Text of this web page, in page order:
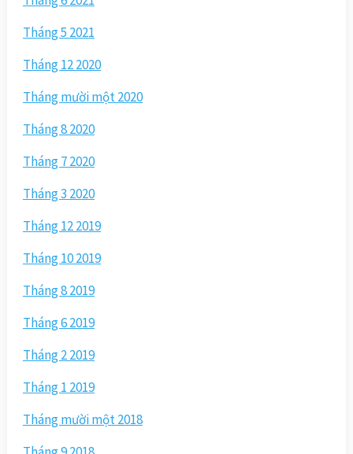
Tháng 5 2021
Tháng 12 2020
Tháng mười một 2020
Tháng 8 2020
Tháng 7 2020
Tháng 3 2020
Tháng 12 2019
Tháng 10 2019
Tháng 8 2019
Tháng 6 2019
Tháng 2 2019
Tháng 1 2019
Tháng mười một 2018